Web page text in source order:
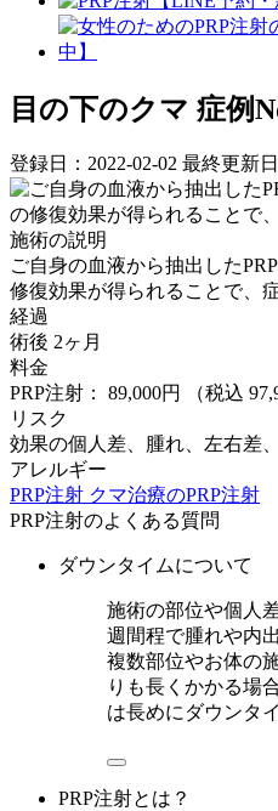
目の下のクマ 症例
登録日：2022-02-02 最終更新
施術の説明
ご自身の血液から抽出した
修復効果が得られることで、
経過
術後 2ヶ月
料金
PRP注射： 89,000円
（税込
リスク
効果の個人差、腫れ、左右差
アレルギー
PRP注射 クマ治療のPRP注射
PRP注射のよくある質問
ダウンタイムについて
施術の部位や個人
週間程で腫れや内
複数部位やお体の
りも長くかかる場
は長めにダウンタ
PRP注射とは？